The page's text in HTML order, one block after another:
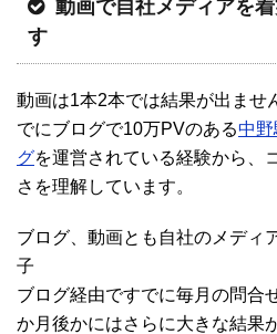
動画で自社メディアを
す
動画は1本2本では結果が出ま
でにブログで10万PVのある中
グを運営されている経験から、
さを理解しています。
ブログ、動画とも自社のメディ
子
ブログ経由ですでに毎月の問合
か月後かにはさらに大きな結果